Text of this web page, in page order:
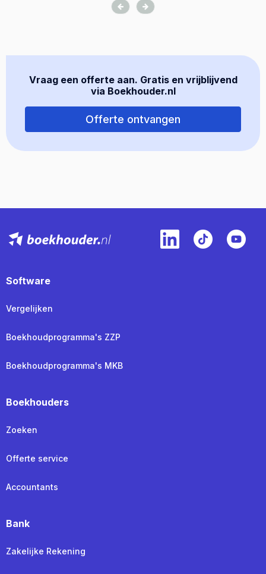
Vraag een offerte aan. Gratis en vrijblijvend
via Boekhouder.nl
Offerte ontvangen
Software
Vergelijken
Boekhoudprogramma's ZZP
Boekhoudprogramma's MKB
Boekhouders
Zoeken
Offerte service
Accountants
Bank
Zakelijke Rekening